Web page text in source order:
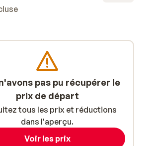
pas pu récupérer le
prix de départ
tous les prix et réductions
dans l'aperçu.
Voir les prix